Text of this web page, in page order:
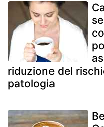
riduzione del
patologia